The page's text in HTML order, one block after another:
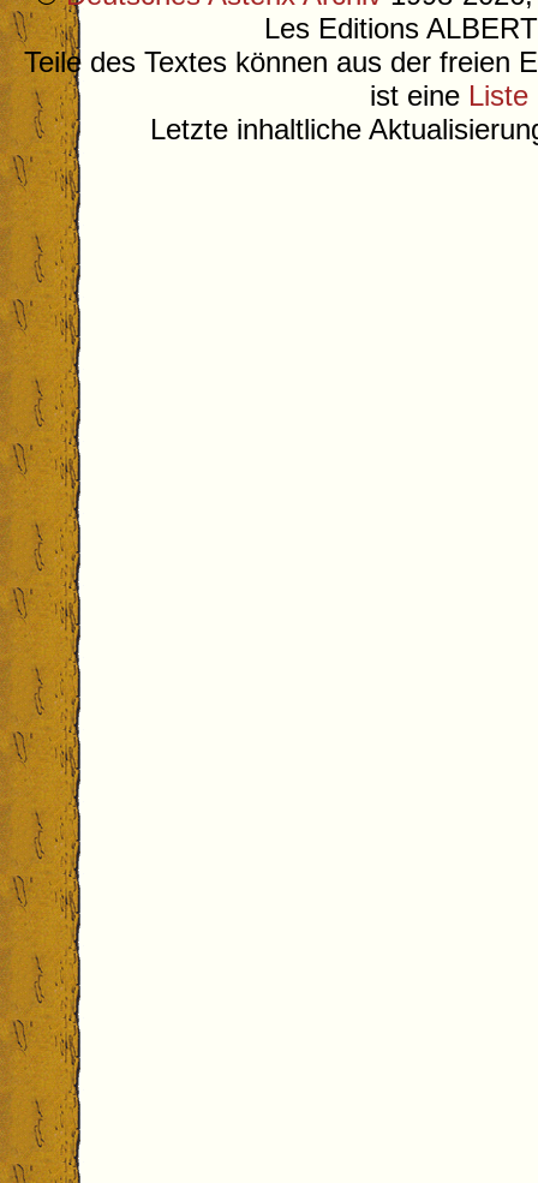
Les Editions
Teile des Textes können aus der freien
ist eine Liste
Letzte inhaltliche